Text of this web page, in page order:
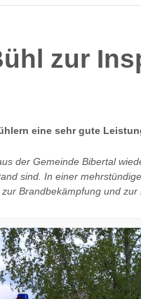
zur
eine sehr gute
der Gemeinde Bibertal
sind. In einer
Brandbekämpfung und zur